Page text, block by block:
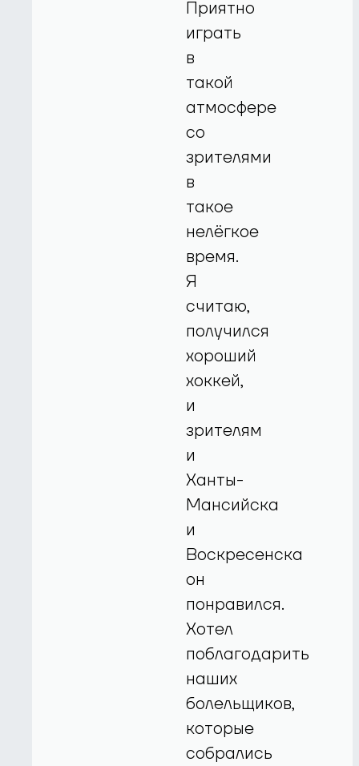
Приятно
играть
в
такой
атмосфере
со
зрителями
в
такое
нелёгкое
время.
Я
считаю,
получился
хороший
хоккей,
и
зрителям
и
Ханты-
Мансийска
и
Воскресенска
он
понравился.
Хотел
поблагодарить
наших
болельщиков,
которые
собрались